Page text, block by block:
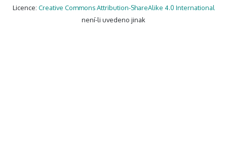
Licence: Creative Commons Attribution-ShareAlike 4.0 International
není-li uvedeno jinak